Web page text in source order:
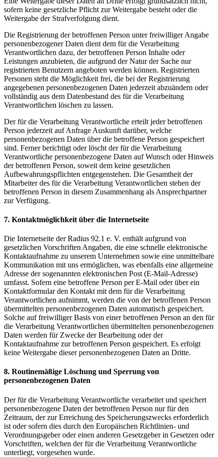
sofern keine gesetzliche Pflicht zur Weitergabe besteht oder die
Weitergabe der Strafverfolgung dient.
Die Registrierung der betroffenen Person unter freiwilliger Angabe
personenbezogener Daten dient dem für die Verarbeitung
Verantwortlichen dazu, der betroffenen Person Inhalte oder
Leistungen anzubieten, die aufgrund der Natur der Sache nur
registrierten Benutzern angeboten werden können. Registrierten
Personen steht die Möglichkeit frei, die bei der Registrierung
angegebenen personenbezogenen Daten jederzeit abzuändern oder
vollständig aus dem Datenbestand des für die Verarbeitung
Verantwortlichen löschen zu lassen.
Der für die Verarbeitung Verantwortliche erteilt jeder betroffenen
Person jederzeit auf Anfrage Auskunft darüber, welche
personenbezogenen Daten über die betroffene Person gespeichert
sind. Ferner berichtigt oder löscht der für die Verarbeitung
Verantwortliche personenbezogene Daten auf Wunsch oder Hinweis
der betroffenen Person, soweit dem keine gesetzlichen
Aufbewahrungspflichten entgegenstehen. Die Gesamtheit der
Mitarbeiter des für die Verarbeitung Verantwortlichen stehen der
betroffenen Person in diesem Zusammenhang als Ansprechpartner
zur Verfügung.
7. Kontaktmöglichkeit über die Internetseite
Die Internetseite der Radius 92.1 e. V. enthält aufgrund von
gesetzlichen Vorschriften Angaben, die eine schnelle elektronische
Kontaktaufnahme zu unserem Unternehmen sowie eine unmittelbare
Kommunikation mit uns ermöglichen, was ebenfalls eine allgemeine
Adresse der sogenannten elektronischen Post (E-Mail-Adresse)
umfasst. Sofern eine betroffene Person per E-Mail oder über ein
Kontaktformular den Kontakt mit dem für die Verarbeitung
Verantwortlichen aufnimmt, werden die von der betroffenen Person
übermittelten personenbezogenen Daten automatisch gespeichert.
Solche auf freiwilliger Basis von einer betroffenen Person an den für
die Verarbeitung Verantwortlichen übermittelten personenbezogenen
Daten werden für Zwecke der Bearbeitung oder der
Kontaktaufnahme zur betroffenen Person gespeichert. Es erfolgt
keine Weitergabe dieser personenbezogenen Daten an Dritte.
8. Routinemäßige Löschung und Sperrung von
personenbezogenen Daten
Der für die Verarbeitung Verantwortliche verarbeitet und speichert
personenbezogene Daten der betroffenen Person nur für den
Zeitraum, der zur Erreichung des Speicherungszwecks erforderlich
ist oder sofern dies durch den Europäischen Richtlinien- und
Verordnungsgeber oder einen anderen Gesetzgeber in Gesetzen oder
Vorschriften, welchen der für die Verarbeitung Verantwortliche
unterliegt, vorgesehen wurde.